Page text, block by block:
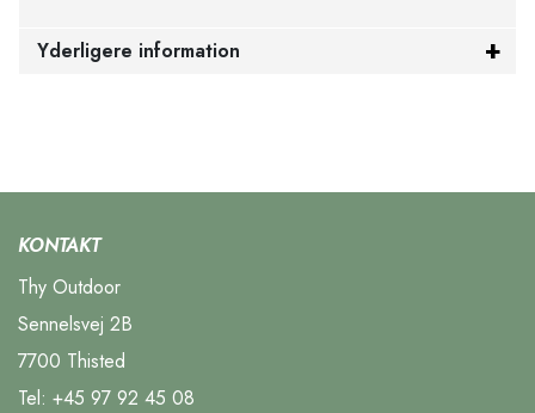
Yderligere information
KONTAKT
Thy Outdoor
Sennelsvej 2B
7700 Thisted
Tel: +45 97 92 45 08